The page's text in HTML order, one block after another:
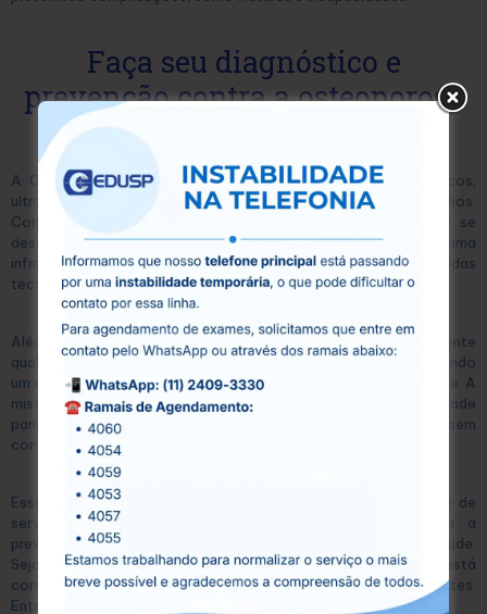
Faça seu diagnóstico e
prevenção contra a osteoporose
A CEDUSP é um centro especializado em exames diagnósticos,
ultrassonografias e exames laboratoriais, localizado em Guarulhos.
Com mais de 15 anos de atuação no mercado, a CEDUSP se
destaca pela excelência em seus serviços, oferecendo uma
infraestrutura moderna e equipada com as mais avançadas
tecnologias.
Além disso, conta com uma equipe de profissionais altamente
qualificados, que atuam com compromisso e dedicação, garantindo
um atendimento humanizado e personalizado para cada paciente. A
missão da CEDUSP é proporcionar acesso à saúde de qualidade
para toda a comunidade, oferecendo preços acessíveis sem
comprometer a eficiência e a precisão dos exames.
Esse equilíbrio permite que qualquer pessoa possa se beneficiar de
serviços diagnósticos de alta qualidade, essenciais para a
prevenção e o tratamento eficaz de diversas condições de saúde.
Seja para exames laboratoriais ou ultrassonografias, a CEDUSP está
comprometida com a saúde e o bem-estar dos seus pacientes.
Entre em contato conosco hoje mesmo e agende seu exame!